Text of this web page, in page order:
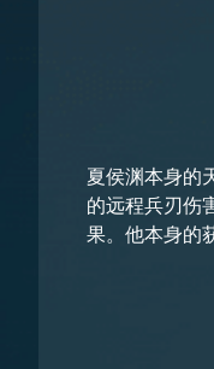
夏侯渊本身的
的远程兵刃伤
果。他本身的